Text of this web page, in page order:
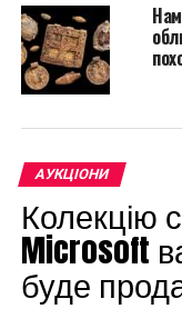
АУКЦІОНИ
Колекцію
Microsoft
буде